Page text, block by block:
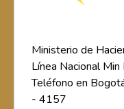
Ministerio de
Línea Nacional
Teléfono en
- 4157